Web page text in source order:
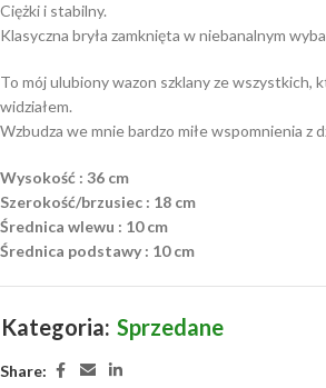
Ciężki i stabilny.
Klasyczna bryła zamknięta w niebanalnym
To mój ulubiony wazon szklany ze wszystkich,
widziałem.
Wzbudza we mnie bardzo miłe wspomnienia z
Wysokość : 36 cm
Szerokość/brzusiec : 18 cm
Średnica wlewu : 10 cm
Średnica podstawy : 10 cm
Kategoria: Sprzedane
Share: